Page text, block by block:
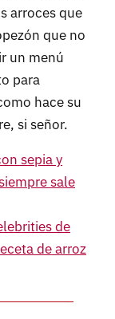
arroces que
que no
un menú
para
hace su
si señor.
sepia y
sale
de
de arroz